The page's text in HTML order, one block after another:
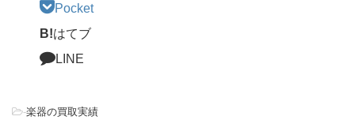
Pocket
B!はてブ
LINE
-楽器の買取実績